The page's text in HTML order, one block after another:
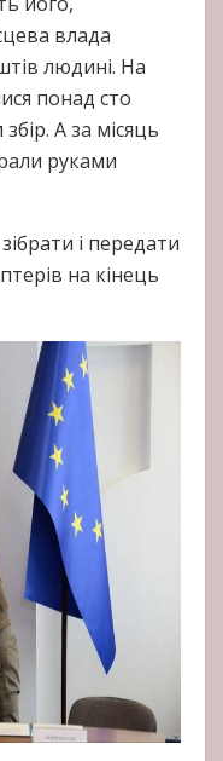
влада
людині. На
понад сто
А за місяць
руками
і передати
на кінець